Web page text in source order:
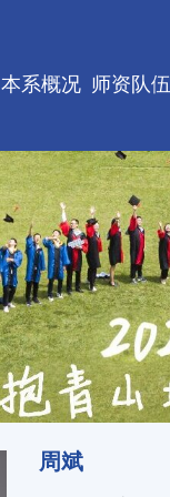
本系概况 师资队伍
周斌